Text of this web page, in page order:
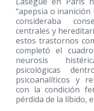
“apepsia o
consideraba
centrales y
estos trastornos
completó el
neurosis
psicológicas
psicoanalíticos y
con la condición
pérdida de la líbido,